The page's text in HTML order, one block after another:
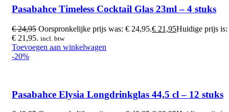
Pasabahce Timeless Cocktail Glas 23ml – 4 stuks
€24,95 Oorspronkelijke prijs was: € 24,95.€ 21,95Huidige prijs is:
€ 21,95. incl. btw
Toevoegen aan winkelwagen
-20%
Pasabahce Elysia Longdrinkglas 44,5 cl – 12 stuks